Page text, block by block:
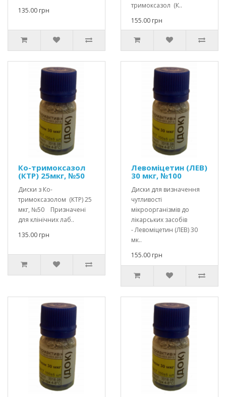
135.00 грн
тримоксазол (К..
155.00 грн
Ко-тримоксазол
(КТР) 25мкг, №50
Диски з Ко-
тримоксазолом (КТР) 25
мкг, №50 Призначені
для клінічних лаб..
135.00 грн
Левоміцетин (ЛЕВ)
30 мкг, №100
Диски для визначення
чутливості
мікроорганізмів до
лікарських засобів
- Левоміцетин (ЛЕВ) 30
мк..
155.00 грн